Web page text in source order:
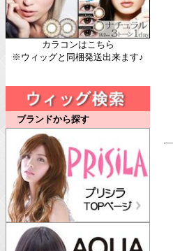
カラコンはこちら
※ウィッグと同梱発送出来ます♪
ブランドから探す